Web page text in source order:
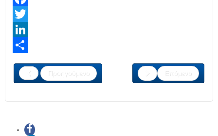
Facebook
Twitter
LinkedIn
Προηγούμενο
Επόμενο